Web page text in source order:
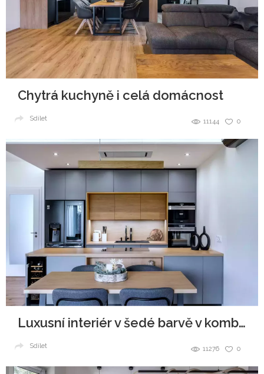
Chytrá kuchyně i celá domácnost
0
11144
Sdílet
Luxusní interiér v šedé barvě v kombinaci se dřevem
0
11276
Sdílet